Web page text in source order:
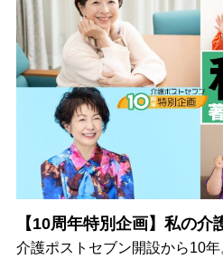
【10周年特別企画】私の介
介護ポストセブン開設から10